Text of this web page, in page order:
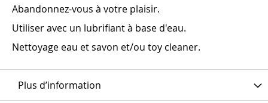
Abandonnez-vous à votre plaisir.
Utiliser avec un lubrifiant à base d'eau.
Nettoyage eau et savon et/ou toy cleaner.
Plus d’information